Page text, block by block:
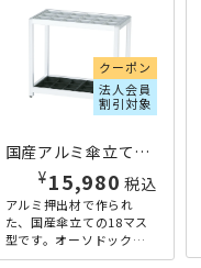
クーポン
法人会員
割引対象
国産アルミ傘立てSV フレームタイプ 18マス W560×D300×H500 シルバー
¥15,980 税込
アルミ押出材で作られ
た、国産傘立ての18マス
型です。オーソドックス
なシルバーカラーのフレ